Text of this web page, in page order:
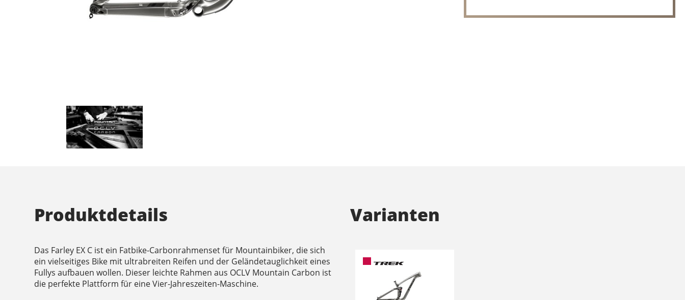
Produktdetails
Das Farley EX C ist ein Fatbike-Carbonrahmenset für Mountainbiker, die sich
ein vielseitiges Bike mit ultrabreiten Reifen und der Geländetauglichkeit eines
Fullys aufbauen wollen. Dieser leichte Rahmen aus OCLV Mountain Carbon ist
die perfekte Plattform für eine Vier-Jahreszeiten-Maschine.
Varianten